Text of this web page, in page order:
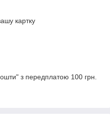
картку
з передплатою 100 грн.